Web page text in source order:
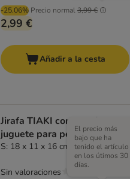
-25.06% Precio normal3,99 €
2,99 €
Añadir a la cesta
Jirafa TIAKI con cuerda
juguete para perros
S: 18 x 11 x 16 cm (L x An x Al)
El precio más
bajo que ha
tenido el artículo
en los útimos 30
días.
Sin valoraciones